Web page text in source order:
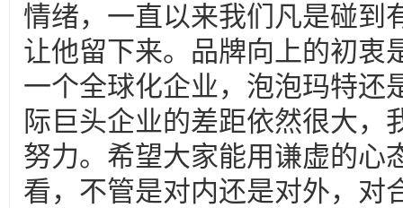
情绪，一直以来我们凡是碰到
让他留下来。品牌向上的初衷
一个全球化企业，泡泡玛特还
际巨头企业的差距依然很大，
努力。希望大家能用谦虚的心
看，不管是对内还是对外，对